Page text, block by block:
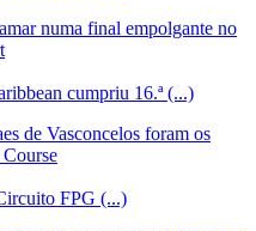
numa final empolgante no
cumpriu 16.ª (...)
de Vasconcelos foram os
FPG (...)